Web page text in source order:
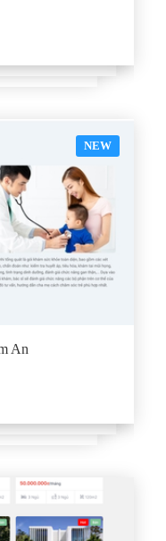
An
NEW